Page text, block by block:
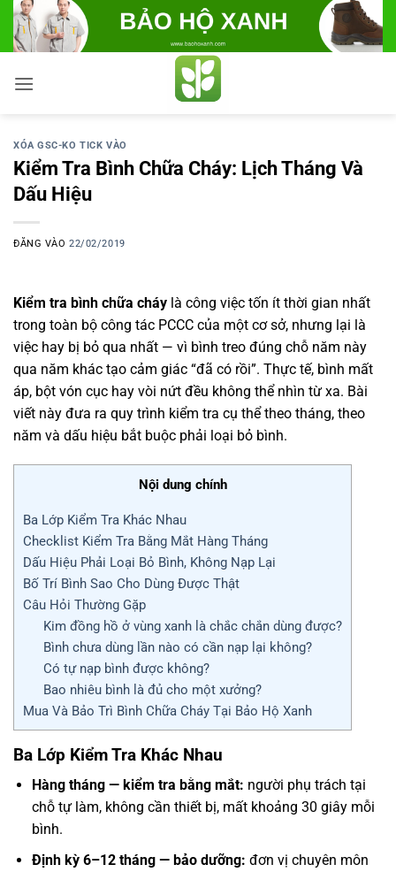
Bỏ
qua
nội
dung
XÓA GSC-KO TICK VÀO
Kiểm Tra Bình Chữa Cháy: Lịch Tháng Và
Dấu Hiệu
ĐĂNG VÀO22/02/2019
Kiểm tra bình chữa cháy là công việc tốn ít thời gian nhất
trong toàn bộ công tác PCCC của một cơ sở, nhưng lại là
việc hay bị bỏ qua nhất — vì bình treo đúng chỗ năm này
qua năm khác tạo cảm giác “đã có rồi”. Thực tế, bình mất
áp, bột vón cục hay vòi nứt đều không thể nhìn từ xa. Bài
viết này đưa ra quy trình kiểm tra cụ thể theo tháng, theo
năm và dấu hiệu bắt buộc phải loại bỏ bình.
Nội dung chính
Ba Lớp Kiểm Tra Khác Nhau
Checklist Kiểm Tra Bằng Mắt Hàng Tháng
Dấu Hiệu Phải Loại Bỏ Bình, Không Nạp Lại
Bố Trí Bình Sao Cho Dùng Được Thật
Câu Hỏi Thường Gặp
Kim đồng hồ ở vùng xanh là chắc chắn dùng được?
Bình chưa dùng lần nào có cần nạp lại không?
Có tự nạp bình được không?
Bao nhiêu bình là đủ cho một xưởng?
Mua Và Bảo Trì Bình Chữa Cháy Tại Bảo Hộ Xanh
Ba Lớp Kiểm Tra Khác Nhau
Hàng tháng — kiểm tra bằng mắt: người phụ trách tại
chỗ tự làm, không cần thiết bị, mất khoảng 30 giây mỗi
bình.
Định kỳ 6–12 tháng — bảo dưỡng: đơn vị chuyên môn